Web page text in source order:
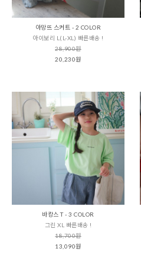
아망뜨 스커트 - 2 COLOR
아이보리 L(L-XL) 빠른배송 !
28,900원
20,230원
바캉스 T - 3 COLOR
그린 XL 빠른배송 !
18,700원
13,090원